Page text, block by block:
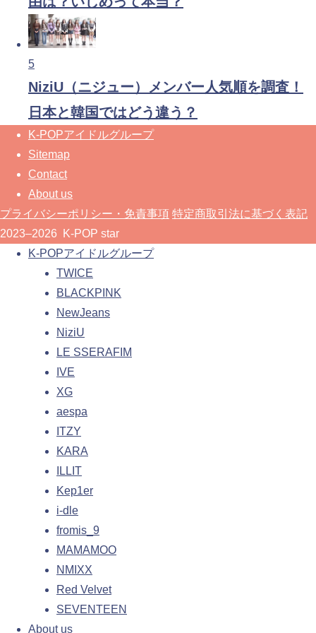
5
NiziU（ニジュー）メンバー人気順を調査！
日本と韓国ではどう違う？
K-POPアイドルグループ
Sitemap
Contact
About us
プライバシーポリシー・免責事項 特定商取引法に基づく表記
2023–2026 K-POP star
K-POPアイドルグループ
TWICE
BLACKPINK
NewJeans
NiziU
LE SSERAFIM
IVE
XG
aespa
ITZY
KARA
ILLIT
Kep1er
i-dle
fromis_9
MAMAMOO
NMIXX
Red Velvet
SEVENTEEN
About us